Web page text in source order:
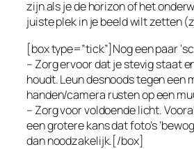
zijn als je de horizon of het
juiste plek in je beeld wilt zetten
[box type=”tick”]Nog een paar
– Zorg ervoor dat je stevig staat
houdt. Leun desnoods tegen een
handen/camera rusten op een
– Zorg voor voldoende licht.
een grotere kans dat foto’s
dan noodzakelijk.[/box]